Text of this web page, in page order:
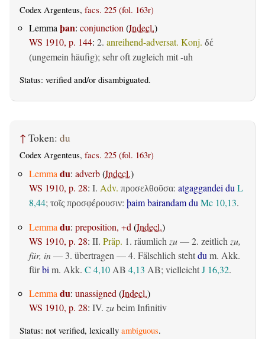
Codex Argenteus, facs. 225 (fol. 163r)
Lemmaþan: conjunction(Indecl.)
WS 1910, p. 144: 2. anreihend-adversat. Konj. δέ
(ungemein häufig); sehr oft zugleich mit -uh
Status: verified and/or disambiguated.
↑ Token: du
Codex Argenteus, facs. 225 (fol. 163r)
Lemma du: adverb(Indecl.)
WS 1910, p. 28: I. Adv. προσελθοῦσα: atgaggandei du L
8,44; τοῖς προσφέρουσιν: þaim bairandam du Mc 10,13.
Lemma du: preposition, +d (Indecl.)
WS 1910, p. 28: II. Präp. 1. räumlich zu— 2. zeitlich zu,
für, in— 3. übertragen — 4. Fälschlich stehtdu m. Akk.
fürbi m. Akk. C 4,10 AB 4,13 AB; vielleichtJ 16,32.
Lemma du: unassigned (Indecl.)
WS 1910, p. 28: IV. zubeim Infinitiv
Status: not verified, lexically ambiguous.